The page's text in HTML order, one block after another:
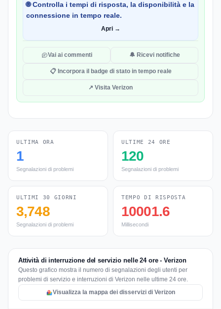
🌐 Controlla i tempi di risposta, la disponibilità e la
connessione in tempo reale.
Apri →
Vai ai commenti 🔔 Ricevi notifiche
📋 Incorpora il badge di stato in tempo reale
↗ Visita Verizon
ULTIMA ORA
1
Segnalazioni di problemi
ULTIME 24 ORE
120
Segnalazioni di problemi
ULTIMI 30 GIORNI
3,748
Segnalazioni di problemi
TEMPO DI RISPOSTA
10001.6
Millisecondi
Attività di interruzione del servizio nelle 24 ore - Verizon
Questo grafico mostra il numero di segnalazioni degli utenti per
problemi di servizio e interruzioni di Verizon nelle ultime 24 ore.
Visualizza la mappa dei disservizi di Verizon